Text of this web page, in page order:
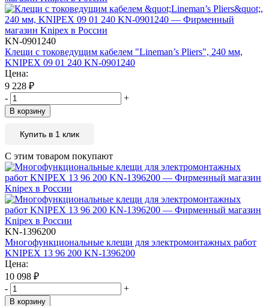
KN-0901240
Клещи с токоведущим кабелем "Lineman’s Pliers", 240 мм,
KNIPEX 09 01 240 KN-0901240
Цена:
9 228 ₽
-
+
В корзину
Купить в 1 клик
С этим товаром покупают
KN-1396200
Многофункциональные клещи для электромонтажных работ
KNIPEX 13 96 200 KN-1396200
Цена:
10 098 ₽
-
+
В корзину